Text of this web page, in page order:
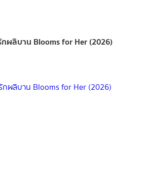
ผลิบาน Blooms for Her (2026)